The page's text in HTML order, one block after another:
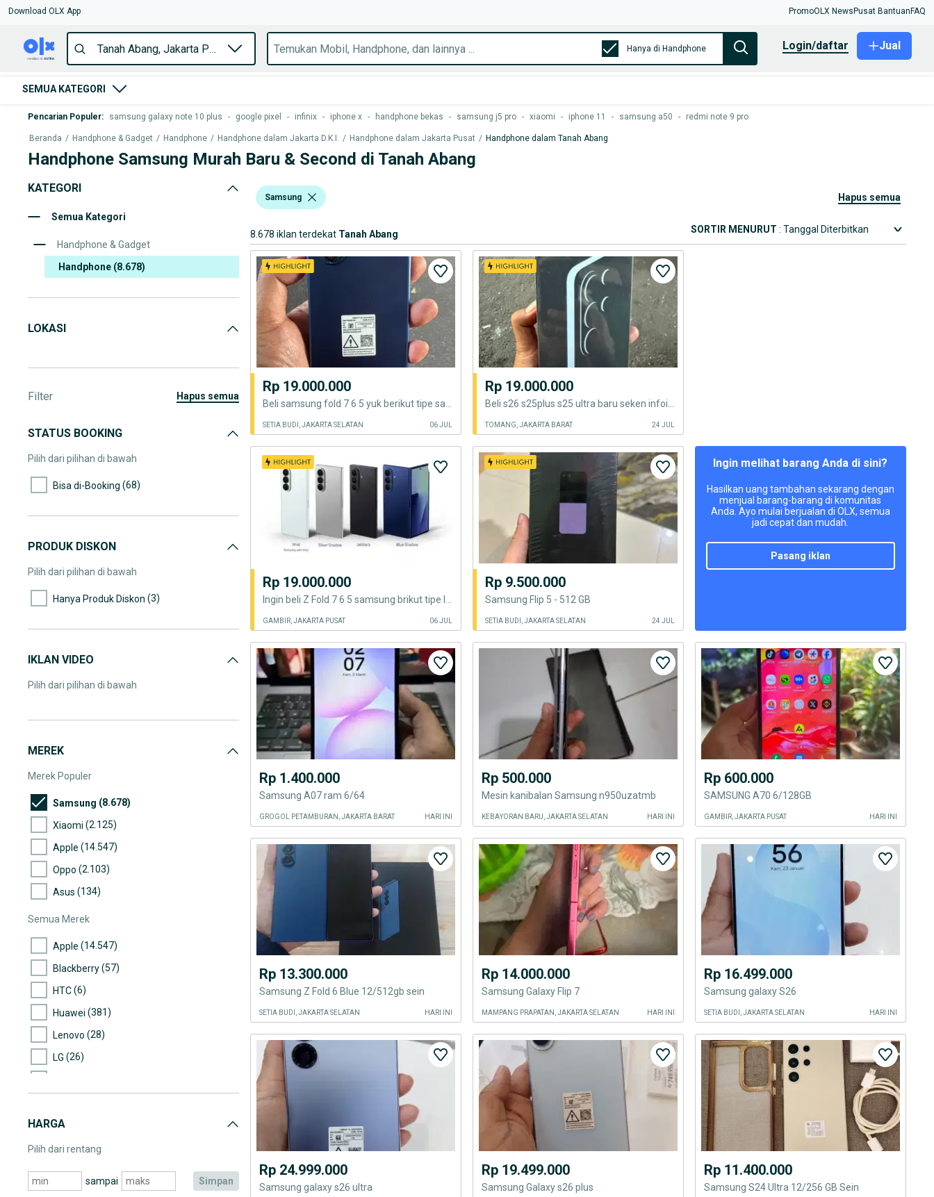
Download OLX App PromoOLX News Pusat Bantuan FAQ
Hanya di Handphone login/daftar Jual
SEMUA KATEGORI
Pencarian Populer: samsung galaxy note 10 plus - google pixel - infinix - iphone x - handphone bekas - samsung j5 pro - xiaomi - iphone 11 - samsung a50 - redmi note 9 pro
Beranda / Handphone & Gadget / Handphone / Handphone dalam Jakarta D.K.I. / Handphone dalam Jakarta Pusat / Handphone dalam Tanah Abang
Handphone Samsung Murah Baru & Second di Tanah Abang
KATEGORI
Semua Kategori
Handphone & Gadget
Handphone (8.678)
LOKASI
Filter hapus semua
STATUS BOOKING
Pilih dari pilihan di bawah
Bisa di-Booking (68)
PRODUK DISKON
Pilih dari pilihan di bawah
Hanya Produk Diskon (3)
IKLAN VIDEO
Pilih dari pilihan di bawah
MEREK
Merek Populer
Samsung (8.678)
Xiaomi (2.125)
Apple (14.547)
Oppo (2.103)
Asus (134)
Semua Merek
Apple (14.547)
Blackberry(57)
HTC(6)
Huawei (381)
Lenovo (28)
LG (26)
Nokia
Samsung (8.678)
Asus(134)
HARGA
Pilih dari rentang
sampai simpan
Samsung hapus semua
8.678 iklan terdekat Tanah Abang SORTIR MENURUT : Tanggal Diterbitkan
Rp 19.000.000
SETIA BUDI, JAKARTA SELATAN 06 JUL
Rp 19.000.000
TOMANG, JAKARTA BARAT 24 JUL
Rp 19.000.000
GAMBIR, JAKARTA PUSAT 06 JUL
Rp 9.500.000
Samsung Flip 5 - 512 GB
SETIA BUDI, JAKARTA SELATAN 24 JUL
Ingin melihat barang Anda di sini?
Hasilkan uang tambahan sekarang dengan
menjual barang-barang di komunitas
Anda. Ayo mulai berjualan di OLX, semua
jadi cepat dan mudah.
pasang iklan
Rp 1.400.000
Samsung A07 ram 6/64
GROGOL PETAMBURAN, JAKARTA BARAT HARI INI
Rp 500.000
Mesin kanibalan Samsung n950uzatmb
KEBAYORAN BARU, JAKARTA SELATAN HARI INI
Rp 600.000
SAMSUNG A70 6/128GB
GAMBIR, JAKARTA PUSAT HARI INI
Rp 13.300.000
Samsung Z Fold 6 Blue 12/512gb sein
SETIA BUDI, JAKARTA SELATAN HARI INI
Rp 14.000.000
Samsung Galaxy Flip 7
MAMPANG PRAPATAN, JAKARTA SELATAN HARI INI
Rp 16.499.000
Samsung galaxy S26
SETIA BUDI, JAKARTA SELATAN HARI INI
Rp 24.999.000
Samsung galaxy s26 ultra
Rp 19.499.000
Samsung Galaxy s26 plus
Rp 11.400.000
Samsung S24 Ultra 12/256 GB Sein